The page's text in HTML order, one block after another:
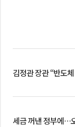
김정관 장관 “반도
세금 꺼낸 정부에…